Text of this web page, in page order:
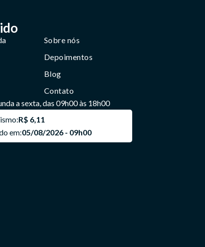
Sobre nós
Depoimentos
Blog
Contato
a sexta, das 09h00 às 18h00
R$ 6,11
em:05/08/2026 - 09h00